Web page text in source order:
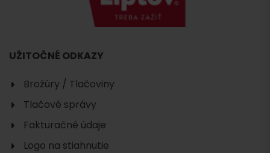
UŽITOČNÉ ODKAZY
Brožúry / Tlačoviny
Tlačové správy
Fakturačné údaje
Logo na stiahnutie